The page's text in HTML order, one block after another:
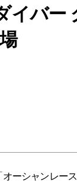
イバー
ーシャンレー